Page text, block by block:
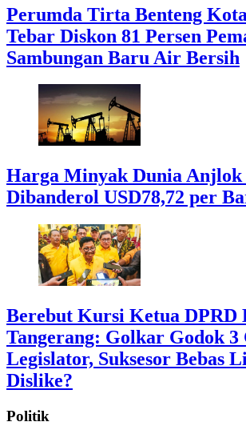
Perumda Tirta Benteng
Tebar Diskon 81 Persen
Sambungan Baru Air Bersih
Harga Minyak Dunia
Dibanderol USD78,72 per
Berebut Kursi Ketua DPRD
Tangerang: Golkar Godok 3
Legislator, Suksesor Bebas
Dislike?
Politik